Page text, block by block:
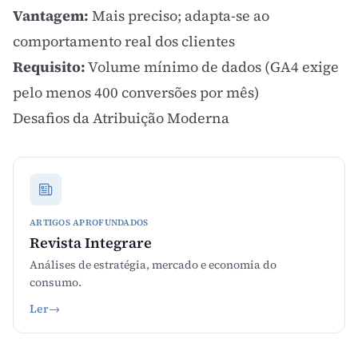
Vantagem: Mais preciso; adapta-se ao
comportamento real dos clientes
Requisito:Volume mínimo de dados (GA4 exige
pelo menos 400 conversões por mês)
Desafios da Atribuição Moderna
ARTIGOS APROFUNDADOS
Revista Integrare
Análises de estratégia, mercado e economia do
consumo.
Ler→